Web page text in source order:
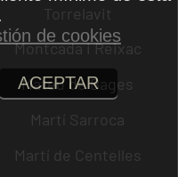
Torrelavit
Montcada i Reixac
Mateu de Bages
Martí Sarroca
Martí de Centelles
de cookies
ACEPTAR